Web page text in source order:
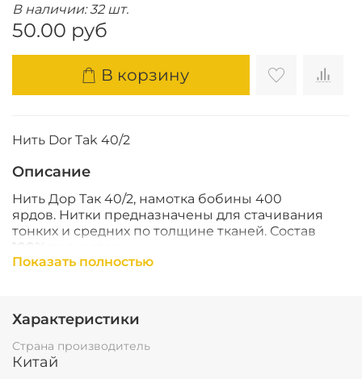
В наличии: 32 шт.
50.00 руб
В корзину
Нить Dor Tak 40/2
Описание
Нить Дор Так 40/2, намотка бобины 400
ярдов. Нитки предназначены для стачивания
тонких и средних по толщине тканей. Состав
100% полиэстер
Показать полностью
Характеристики
Страна производитель
Китай